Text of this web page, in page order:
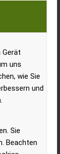
Gerät
uns
wie Sie
und
Sie
Beachten
in
Ihnen
wir jede
.
von 3,5